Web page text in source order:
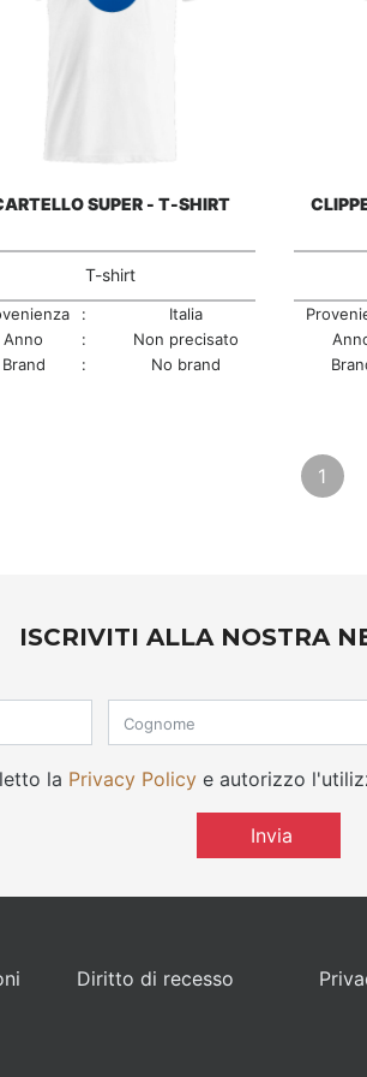
SUPER - T-SHIRT
T-shirt
:
Italia
Anno
:
Non precisato
Brand
: No brand
1
ISCRIVITI ALLA NOSTRA
la Privacy Policye autorizzo
Invia
Diritto di recesso